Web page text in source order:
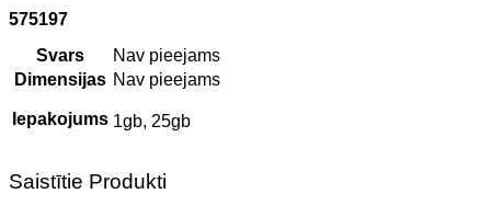
575197
Svars
Nav pieejams
Dimensijas Nav pieejams
Iepakojums 1gb, 25gb
Saistītie Produkti